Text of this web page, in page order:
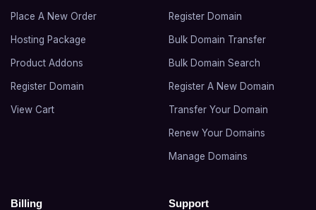
Place A New Order
Hosting Package
Product Addons
Register Domain
View Cart
Register Domain
Bulk Domain Transfer
Bulk Domain Search
Register A New Domain
Transfer Your Domain
Renew Your Domains
Manage Domains
Billing Support